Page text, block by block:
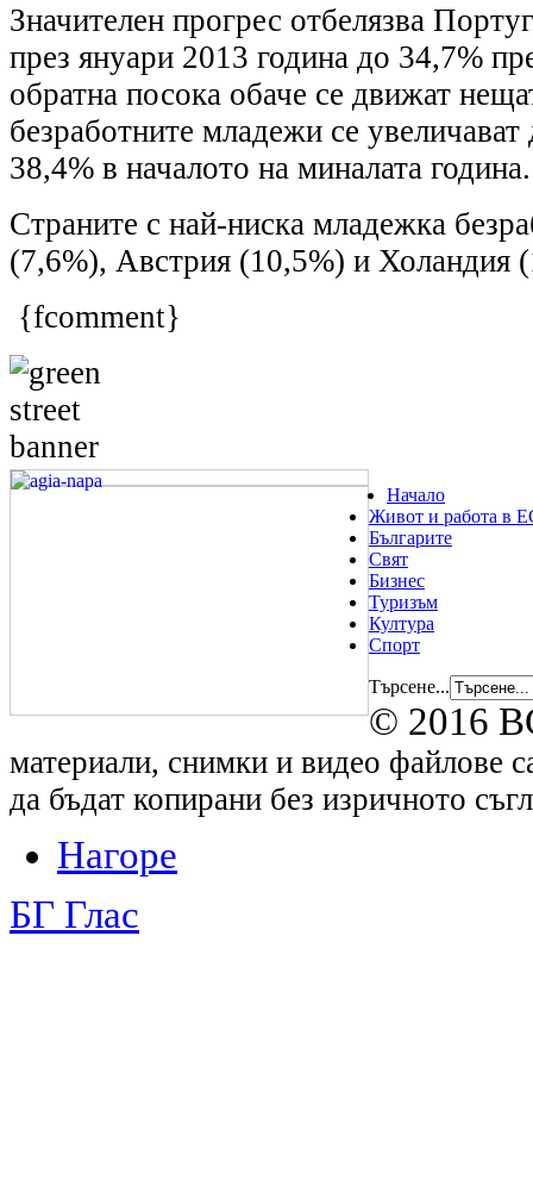
Значителен прогрес отбелязва
през януари 2013 година до 34,7%
обратна посока обаче се движат
безработните младежи се
38,4% в началото на миналата година.
Страните с най-ниска младежка
(7,6%), Австрия (10,5%) и Холандия
{fcomment}
Начало
Живот и работа в
Българите
Свят
Бизнес
Туризъм
Култура
Спорт
Търсене...
© 2016
материали, снимки и видео файлове
да бъдат копирани без изричното
Нагоре
БГ Глас